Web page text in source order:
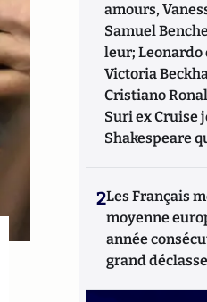
amours,
Samuel
leur; Leonardo
Victoria
Cristiano
Suri ex Cruise
Shakespeare
2Les Français
moyenne
année
grand